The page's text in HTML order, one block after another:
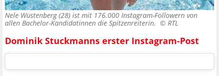
Nele Wüstenberg (28) ist mit 176.000 Instagram-Followern von
allen Bachelor-Kandidatinnen die Spitzenreiterin. © RTL
Dominik Stuckmanns erster Instagram-Post